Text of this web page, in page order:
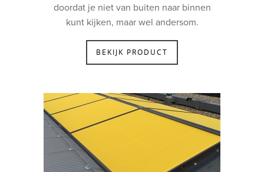
doordat je niet van buiten naar binnen
kunt kijken, maar wel andersom.
BEKIJK PRODUCT